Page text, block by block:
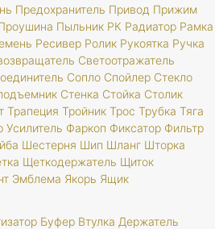
Предохранитель Привод Прижим
Пыльник РК Радиатор Рамка
Ресивер Ролик Рукоятка Ручка
Светоотражатель
Сопло Спойлер Стекло
Стенка Стойка Столик
Трапеция Тройник Трос Трубка Тяга
Усилитель Фаркоп Фиксатор Фильтр
Шестерня Шип Шланг Шторка
Щеткодержатель Щиток
Эмблема Якорь Ящик
Буфер Втулка Держатель